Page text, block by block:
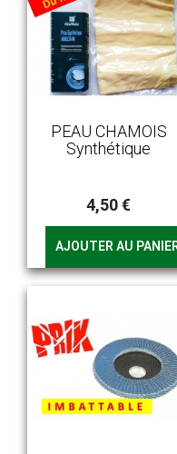
PEAU CHAMOIS
Synthétique
4,50 €
AJOUTER AU